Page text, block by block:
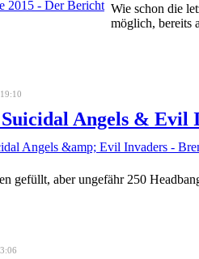
Wie schon die
möglich, bereits
Angels & Evil
gefüllt, aber ungefähr 250